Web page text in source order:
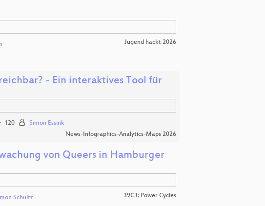
Jugend hackt 2026
- Ein interaktives Tool für
120
Simon Essink
News-Infographics-Analytics-Maps 2026
von Queers in Hamburger
Schultz 39C3: Power Cycles